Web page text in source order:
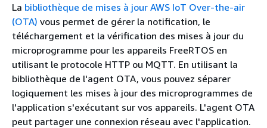
La bibliothèque de mises à jour AWS IoT Over-the-air
(OTA) vous permet de gérer la notification, le
téléchargement et la vérification des mises à jour du
microprogramme pour les appareils FreeRTOS en
utilisant le protocole HTTP ou MQTT. En utilisant la
bibliothèque de l'agent OTA, vous pouvez séparer
logiquement les mises à jour des microprogrammes de
l'application s'exécutant sur vos appareils. L'agent OTA
peut partager une connexion réseau avec l'application.